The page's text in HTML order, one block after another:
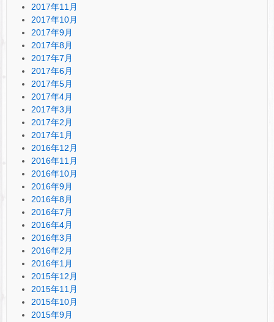
2017年11月
2017年10月
2017年9月
2017年8月
2017年7月
2017年6月
2017年5月
2017年4月
2017年3月
2017年2月
2017年1月
2016年12月
2016年11月
2016年10月
2016年9月
2016年8月
2016年7月
2016年4月
2016年3月
2016年2月
2016年1月
2015年12月
2015年11月
2015年10月
2015年9月